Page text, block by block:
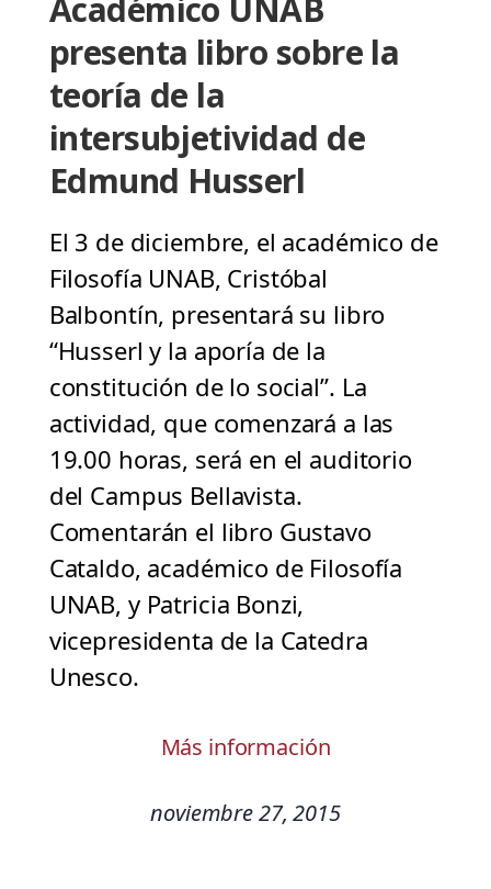
Académico UNAB
presenta libro sobre la
teoría de la
intersubjetividad de
Edmund Husserl
El 3 de diciembre, el académico de
Filosofía UNAB, Cristóbal
Balbontín, presentará su libro
“Husserl y la aporía de la
constitución de lo social”. La
actividad, que comenzará a las
19.00 horas, será en el auditorio
del Campus Bellavista.
Comentarán el libro Gustavo
Cataldo, académico de Filosofía
UNAB, y Patricia Bonzi,
vicepresidenta de la Catedra
Unesco.
Más información
noviembre 27, 2015